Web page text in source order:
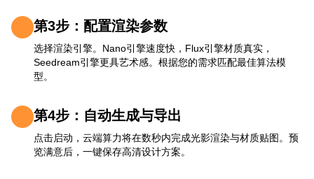
第3步：配置渲染参数
选择渲染引擎。Nano引擎速度快，Flux引擎材质真实，
Seedream引擎更具艺术感。根据您的需求匹配最佳算法模
型。
第4步：自动生成与导出
点击启动，云端算力将在数秒内完成光影渲染与材质贴图。预
览满意后，一键保存高清设计方案。